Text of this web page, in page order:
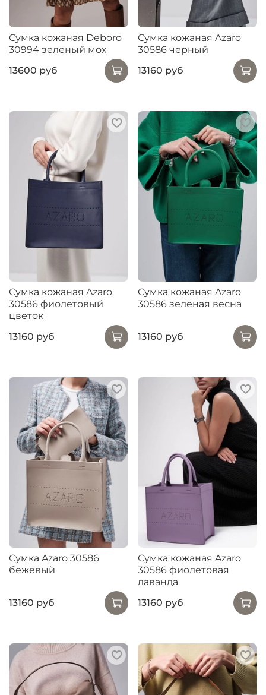
Сумка кожаная Deboro
30994 зеленый мох
13600 руб
Сумка кожаная Azaro
30586 черный
13160 руб
Сумка кожаная Azaro
30586 фиолетовый
цветок
13160 руб
Сумка кожаная Azaro
30586 зеленая весна
13160 руб
Сумка Azaro 30586
бежевый
13160 руб
Сумка кожаная Azaro
30586 фиолетовая
лаванда
13160 руб